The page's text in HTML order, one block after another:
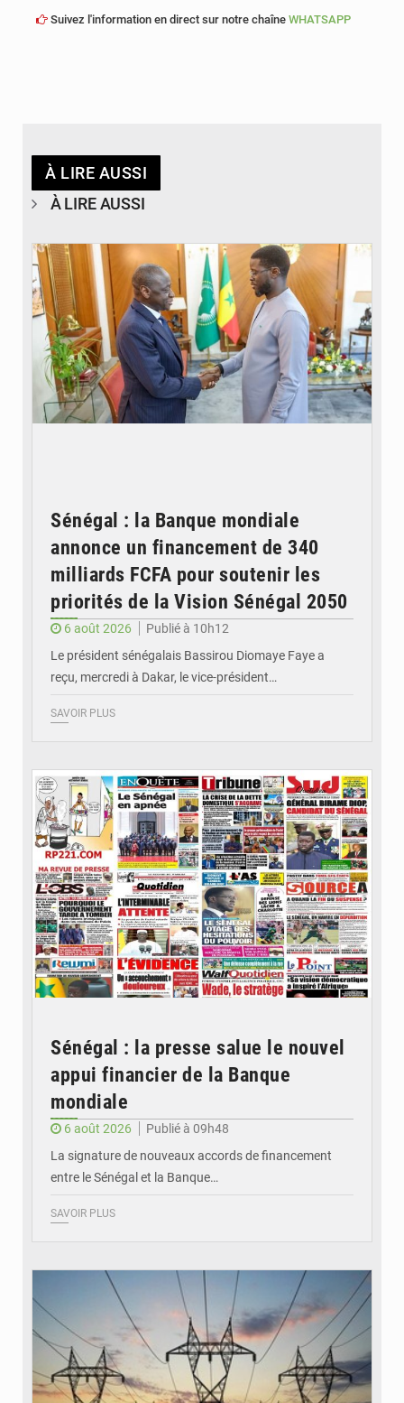
Suivez l'information en direct sur notre chaîne WHATSAPP
À LIRE AUSSI
À LIRE AUSSI
Sénégal : la Banque mondiale
annonce un financement de 340
milliards FCFA pour soutenir les
priorités de la Vision Sénégal 2050
6 août 2026
Publié à 10h12
Le président sénégalais Bassirou Diomaye Faye a
reçu, mercredi à Dakar, le vice-président…
SAVOIR PLUS
Sénégal : la presse salue le nouvel
appui financier de la Banque
mondiale
6 août 2026
Publié à 09h48
La signature de nouveaux accords de financement
entre le Sénégal et la Banque…
SAVOIR PLUS